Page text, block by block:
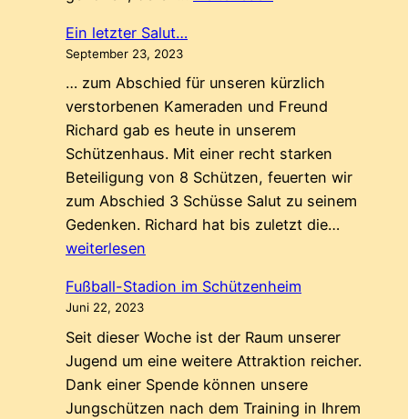
2024
Ein letzter Salut…
September 23, 2023
… zum Abschied für unseren kürzlich
verstorbenen Kameraden und Freund
Richard gab es heute in unserem
Schützenhaus. Mit einer recht starken
Beteiligung von 8 Schützen, feuerten wir
zum Abschied 3 Schüsse Salut zu seinem
Gedenken. Richard hat bis zuletzt die…
weiterlesen
Fußball-Stadion im Schützenheim
Juni 22, 2023
Seit dieser Woche ist der Raum unserer
Jugend um eine weitere Attraktion reicher.
Dank einer Spende können unsere
Jungschützen nach dem Training in Ihrem